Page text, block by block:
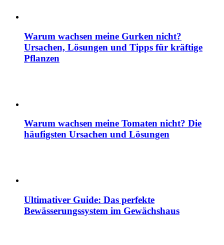
Warum wachsen meine Gurken nicht?
Ursachen, Lösungen und Tipps für kräftige
Pflanzen
Warum wachsen meine Tomaten nicht? Die
häufigsten Ursachen und Lösungen
Ultimativer Guide: Das perfekte
Bewässerungssystem im Gewächshaus